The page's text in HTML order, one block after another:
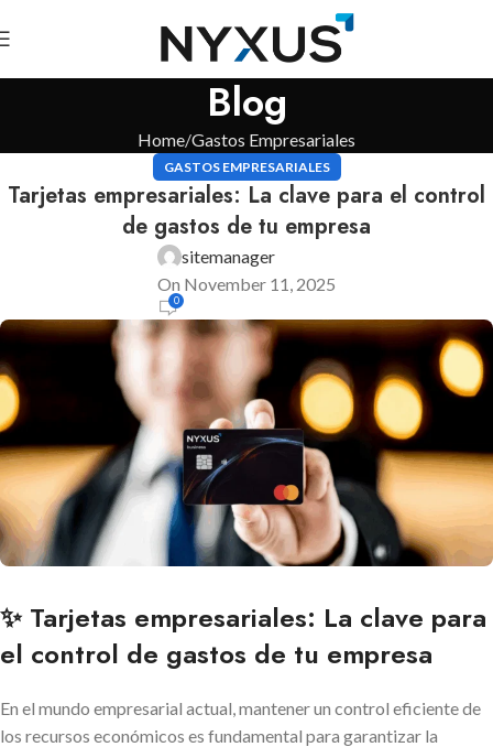
Blog
Home Gastos Empresariales
GASTOS EMPRESARIALES
Tarjetas empresariales: La clave para el control
de gastos de tu empresa
sitemanager
On November 11, 2025
0
✨ Tarjetas empresariales: La clave para
el control de gastos de tu empresa
En el mundo empresarial actual, mantener un control eficiente de
los recursos económicos es fundamental para garantizar la